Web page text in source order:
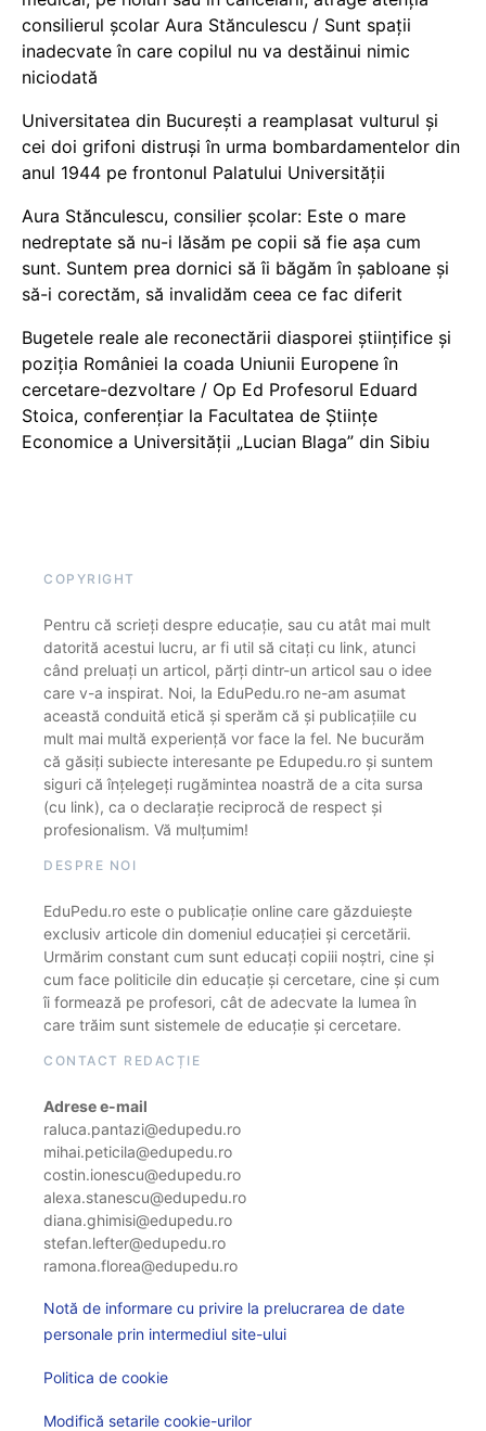
consilierul școlar Aura Stănculescu / Sunt spații
inadecvate în care copilul nu va destăinui nimic
niciodată
Universitatea din București a reamplasat vulturul și
cei doi grifoni distruși în urma bombardamentelor din
anul 1944 pe frontonul Palatului Universității
Aura Stănculescu, consilier școlar: Este o mare
nedreptate să nu-i lăsăm pe copii să fie așa cum
sunt. Suntem prea dornici să îi băgăm în șabloane și
să-i corectăm, să invalidăm ceea ce fac diferit
Bugetele reale ale reconectării diasporei științifice și
poziția României la coada Uniunii Europene în
cercetare-dezvoltare / Op Ed Profesorul Eduard
Stoica, conferențiar la Facultatea de Științe
Economice a Universității „Lucian Blaga” din Sibiu
COPYRIGHT
Pentru că scrieți despre educație, sau cu atât mai mult
datorită acestui lucru, ar fi util să citați cu link, atunci
când preluați un articol, părți dintr-un articol sau o idee
care v-a inspirat. Noi, la EduPedu.ro ne-am asumat
această conduită etică și sperăm că și publicațiile cu
mult mai multă experiență vor face la fel. Ne bucurăm
că găsiți subiecte interesante pe Edupedu.ro și suntem
siguri că înțelegeți rugămintea noastră de a cita sursa
(cu link), ca o declarație reciprocă de respect și
profesionalism. Vă mulțumim!
DESPRE NOI
EduPedu.ro este o publicație online care găzduiește
exclusiv articole din domeniul educației și cercetării.
Urmărim constant cum sunt educați copiii noștri, cine și
cum face politicile din educație și cercetare, cine și cum
îi formează pe profesori, cât de adecvate la lumea în
care trăim sunt sistemele de educație și cercetare.
CONTACT REDACȚIE
Adrese e-mail
raluca.pantazi@edupedu.ro
mihai.peticila@edupedu.ro
costin.ionescu@edupedu.ro
alexa.stanescu@edupedu.ro
diana.ghimisi@edupedu.ro
stefan.lefter@edupedu.ro
ramona.florea@edupedu.ro
Notă de informare cu privire la prelucrarea de date
personale prin intermediul site-ului
Politica de cookie
Modifică setarile cookie-urilor